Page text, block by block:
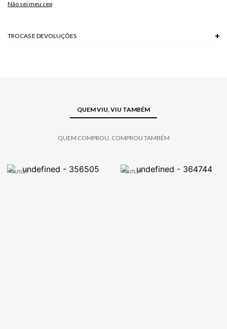
Não sei meu cep
TROCAS E DEVOLUÇÕES
QUEM VIU, VIU TAMBÉM
QUEM COMPROU, COMPROU TAMBÉM